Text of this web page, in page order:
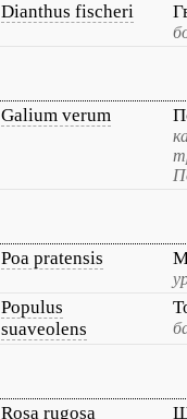
Dianthus fischeri
Galium verum
Poa pratensis
Populus
suaveolens
Rosa rugosa